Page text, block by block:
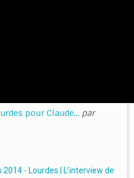
pour Claude… par
2014 - Lourdes | L’interview de